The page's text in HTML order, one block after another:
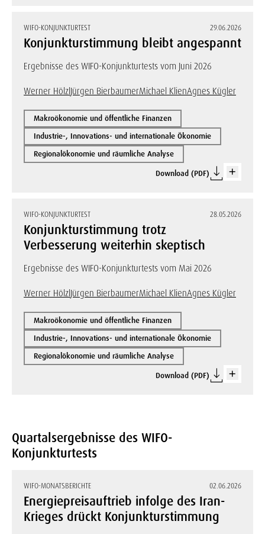
WIFO-KONJUNKTURTEST 29.06.2026
Konjunkturstimmung bleibt angespannt
Ergebnisse des WIFO-Konjunkturtests vom Juni 2026
Werner HölzlJürgen BierbaumerMichael KlienAgnes Kügler
Makroökonomie und öffentliche Finanzen
Industrie-, Innovations- und internationale Ökonomie
Regionalökonomie und räumliche Analyse
Download (PDF)
WIFO-KONJUNKTURTEST 28.05.2026
Konjunkturstimmung trotz
Verbesserung weiterhin skeptisch
Ergebnisse des WIFO-Konjunkturtests vom Mai 2026
Werner HölzlJürgen BierbaumerMichael KlienAgnes Kügler
Makroökonomie und öffentliche Finanzen
Industrie-, Innovations- und internationale Ökonomie
Regionalökonomie und räumliche Analyse
Download (PDF)
Quartalsergebnisse des WIFO-
Konjunkturtests
WIFO-MONATSBERICHTE 02.06.2026
Energiepreisauftrieb infolge des Iran-
Krieges drückt Konjunkturstimmung